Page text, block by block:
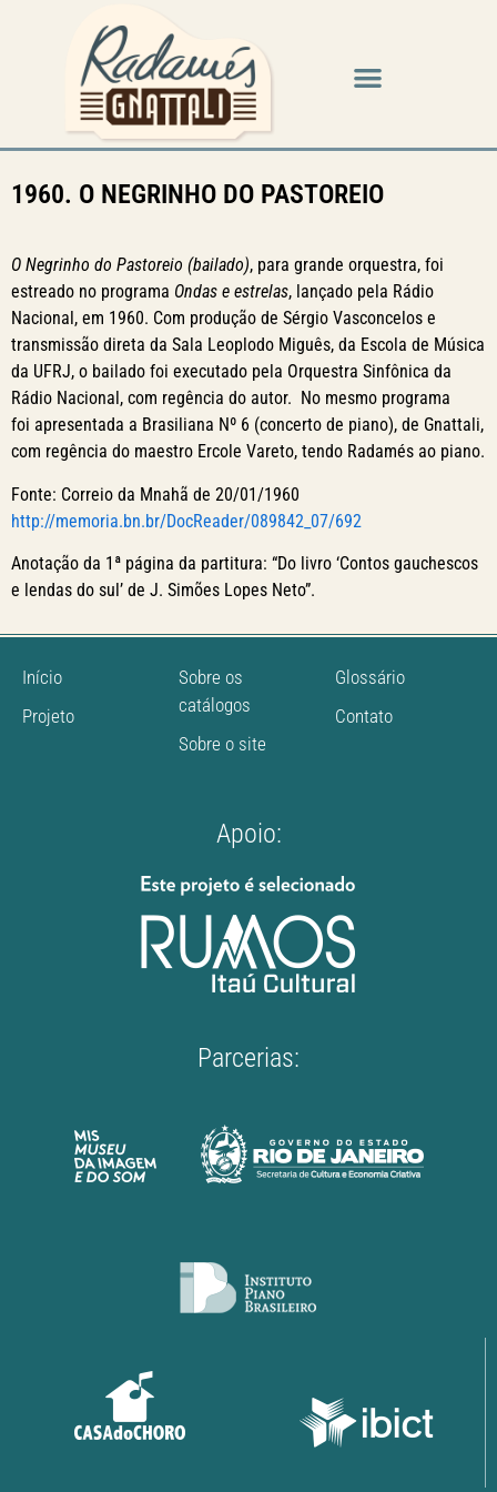
1960. O NEGRINHO DO PASTOREIO
O Negrinho do Pastoreio (bailado), para grande orquestra, foi
estreado no programa Ondas e estrelas, lançado pela Rádio
Nacional, em 1960. Com produção de Sérgio Vasconcelos e
transmissão direta da Sala Leoplodo Miguês, da Escola de Música
da UFRJ, o bailado foi executado pela Orquestra Sinfônica da
Rádio Nacional, com regência do autor. No mesmo programa
foi apresentada a Brasiliana Nº 6 (concerto de piano), de Gnattali,
com regência do maestro Ercole Vareto, tendo Radamés ao piano.
Fonte: Correio da Mnahã de 20/01/1960
http://memoria.bn.br/DocReader/089842_07/692
Anotação da 1ª página da partitura: “Do livro ‘Contos gauchescos
e lendas do sul’ de J. Simões Lopes Neto”.
Início
Projeto
Sobre os
catálogos
Sobre o site
Glossário
Contato
Apoio:
Parcerias: